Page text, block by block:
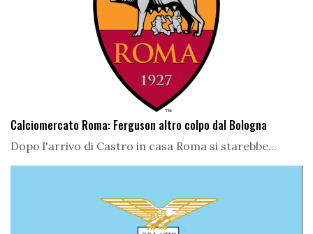
Calciomercato Roma: Ferguson altro colpo dal Bologna
Dopo l'arrivo di Castro in casa Roma si starebbe...